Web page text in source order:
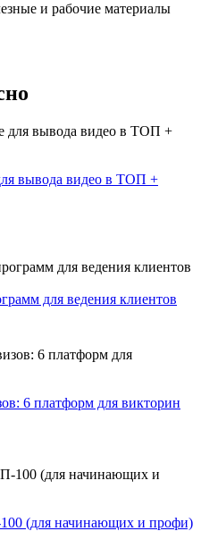
и рабочие материалы
вывода видео в ТОП +
для ведения клиентов
6 платформ для викторин
(для начинающих и профи)